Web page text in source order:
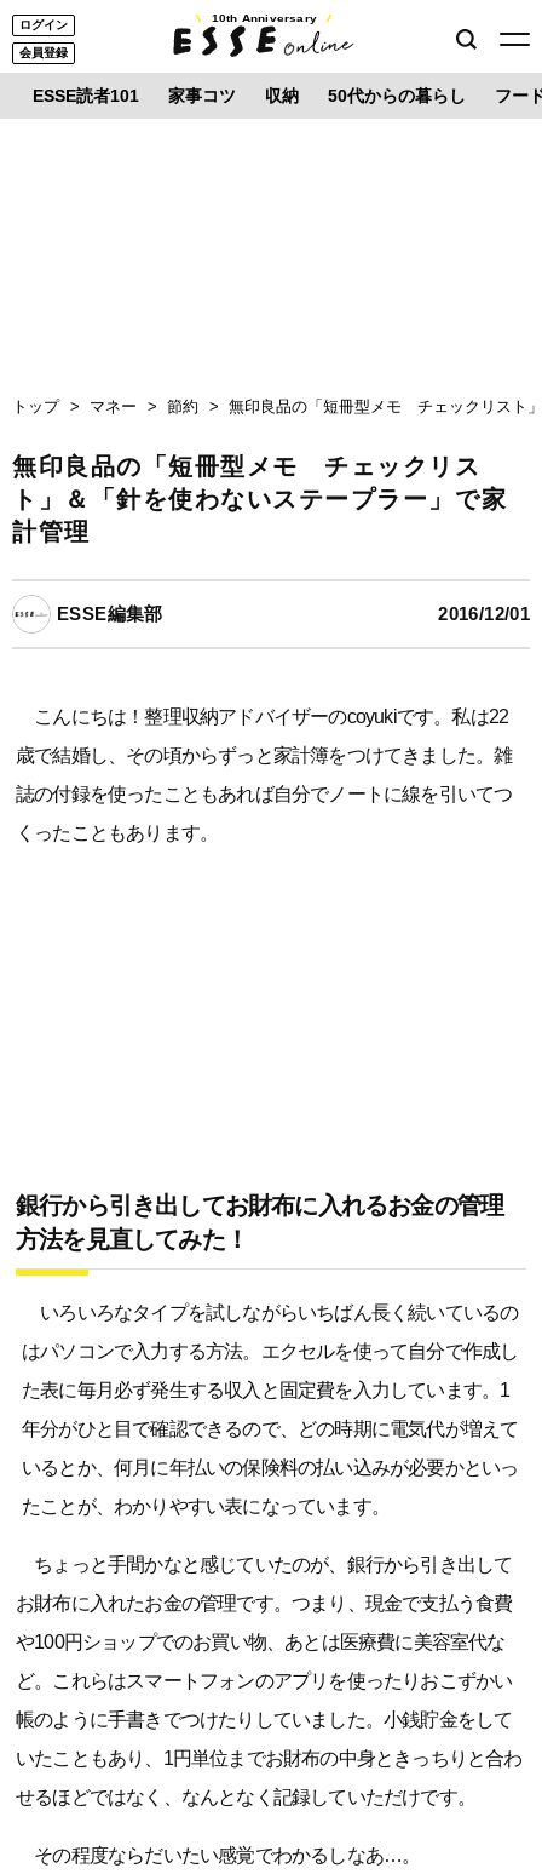
ログイン
会員登録
10th Anniversary
ESSE読者101 家事コツ 収納 50代からの暮らし フー
トップ マネー 節約 無印良品の「短冊型メモ チェックリスト
無印良品の「短冊型メモ チェックリス
ト」＆「針を使わないステープラー」で家
計管理
ESSE編集部 2016/12/01
こんにちは！整理収納アドバイザーのcoyukiです。私は22
歳で結婚し、その頃からずっと家計簿をつけてきました。雑
誌の付録を使ったこともあれば自分でノートに線を引いてつ
くったこともあります。
銀行から引き出してお財布に入れるお金の管理
方法を見直してみた！
いろいろなタイプを試しながらいちばん長く続いているの
はパソコンで入力する方法。エクセルを使って自分で作成し
た表に毎月必ず発生する収入と固定費を入力しています。1
年分がひと目で確認できるので、どの時期に電気代が増えて
いるとか、何月に年払いの保険料の払い込みが必要かといっ
たことが、わかりやすい表になっています。
ちょっと手間かなと感じていたのが、銀行から引き出して
お財布に入れたお金の管理です。つまり、現金で支払う食費
や100円ショップでのお買い物、あとは医療費に美容室代な
ど。これらはスマートフォンのアプリを使ったりおこずかい
帳のように手書きでつけたりしていました。小銭貯金をして
いたこともあり、1円単位までお財布の中身ときっちりと合わ
せるほどではなく、なんとなく記録していただけです。
その程度ならだいたい感覚でわかるしなあ…。